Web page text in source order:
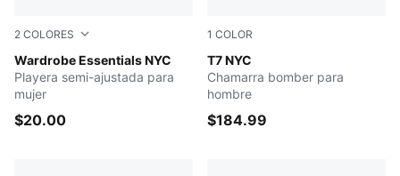
2 COLORES
Wardrobe Essentials NYC
PUMA WHITE
Playera semi-ajustada para
mujer
$20.00
1 COLOR
T7 NYC
NEW NAVY
Chamarra bomber para
hombre
$184.99